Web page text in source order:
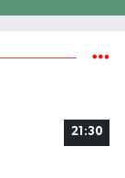
21:30